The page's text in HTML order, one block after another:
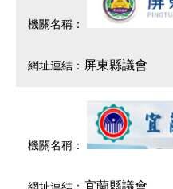
屏東縣議會